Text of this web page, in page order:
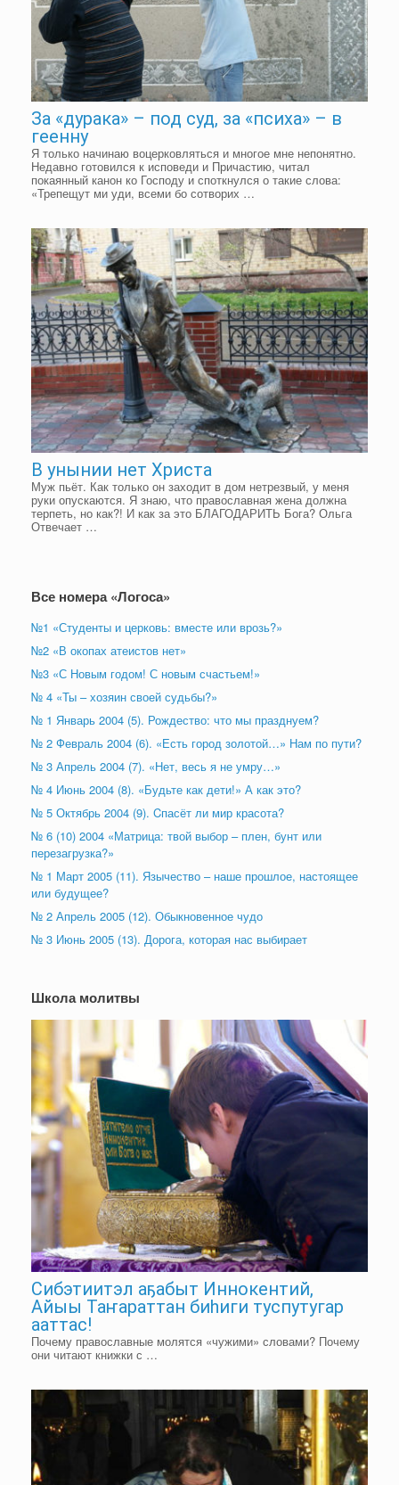
За «дурака» – под суд, за «психа» – в
геенну
Я только начинаю воцерковляться и многое мне непонятно.
Недавно готовился к исповеди и Причастию, читал
покаянный канон ко Господу и споткнулся о такие слова:
«Трепещут ми уди, всеми бо сотворих …
В унынии нет Христа
Муж пьёт. Как только он заходит в дом нетрезвый, у меня
руки опускаются. Я знаю, что православная жена должна
терпеть, но как?! И как за это БЛАГОДАРИТЬ Бога? Ольга
Отвечает …
Все номера «Логоса»
№1 «Студенты и церковь: вместе или врозь?»
№2 «В окопах атеистов нет»
№3 «С Новым годом! С новым счастьем!»
№ 4 «Ты – хозяин своей судьбы?»
№ 1 Январь 2004 (5). Рождество: что мы празднуем?
№ 2 Февраль 2004 (6). «Есть город золотой…» Нам по пути?
№ 3 Апрель 2004 (7). «Нет, весь я не умру…»
№ 4 Июнь 2004 (8). «Будьте как дети!» А как это?
№ 5 Октябрь 2004 (9). Cпасёт ли мир красота?
№ 6 (10) 2004 «Матрица: твой выбор – плен, бунт или
перезагрузка?»
№ 1 Март 2005 (11). Язычество – наше прошлое, настоящее
или будущее?
№ 2 Апрель 2005 (12). Обыкновенное чудо
№ 3 Июнь 2005 (13). Дорога, которая нас выбирает
Школа молитвы
Сибэтиитэл аҕабыт Иннокентий,
Айыы Таҥараттан биһиги туспутугар
ааттас!
Почему православные молятся «чужими» словами? Почему
они читают книжки с …